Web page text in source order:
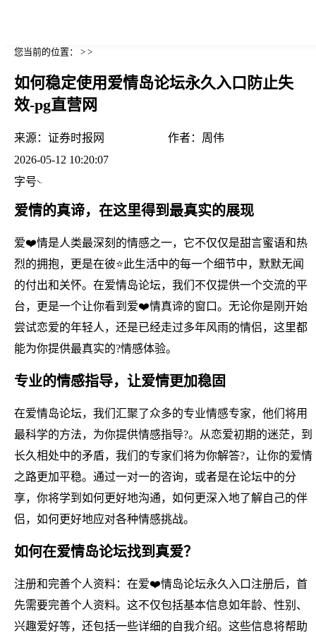
您当前的位置： > >
如何稳定使用爱情岛论坛永久入口防止失
效-pg直营网
来源： 证券时报网 作者： 周伟
2026-05-12 10:20:07
字号
爱情的真谛，在这里得到最真实的展现
爱❤️情是人类最深刻的情感之一，它不仅仅是甜言蜜语和热
烈的拥抱，更是在彼⭐此生活中的每一个细节中，默默无闻
的付出和关怀。在爱情岛论坛，我们不仅提供一个交流的平
台，更是一个让你看到爱❤️情真谛的窗口。无论你是刚开始
尝试恋爱的年轻人，还是已经走过多年风雨的情侣，这里都
能为你提供最真实的?情感体验。
专业的情感指导，让爱情更加稳固
在爱情岛论坛，我们汇聚了众多的专业情感专家，他们将用
最科学的方法，为你提供情感指导?。从恋爱初期的迷茫，到
长久相处中的矛盾，我们的专家们将为你解答?，让你的爱情
之路更加平稳。通过一对一的咨询，或者是在论坛中的分
享，你将学到如何更好地沟通，如何更深入地了解自己的伴
侣，如何更好地应对各种情感挑战。
如何在爱情岛论坛找到真爱？
注册和完善个人资料：在爱❤️情岛论坛永久入口注册后，首
先需要完善个人资料。这不仅包括基本信息如年龄、性别、
兴趣爱好等，还包括一些详细的自我介绍。这些信息将帮助